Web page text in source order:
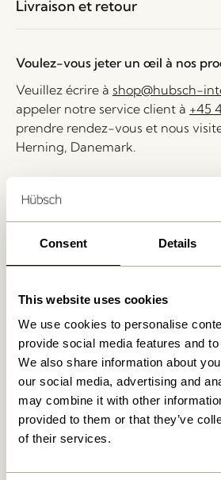
Consent Details
This website uses cookies
We use cookies to personalise
provide social media features and
We also share information about
our social media, advertising and
may combine it with other
provided to them or that they’ve
of their services.
Livraison et retour
Voulez-vous jeter un œil à nos
Veuillez écrire à shop@hubsch-
appeler notre service client à +45
prendre rendez-vous et nous
Herning, Danemark.
Livraison 1-4 jours ouvrables
Produits similaires